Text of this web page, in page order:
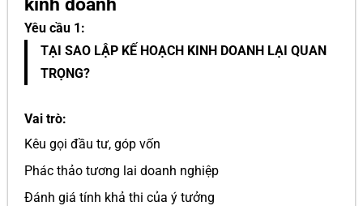
Yêu cầu 1:
TẠI SAO LẬP KẾ HOẠCH KINH DOANH LẠI QUAN
TRỌNG?
Vai trò:
Kêu gọi đầu tư, góp vốn
Phác thảo tương lai doanh nghiệp
Đánh giá tính khả thi của ý tưởng